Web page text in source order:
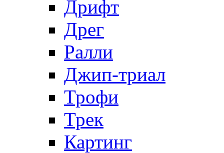
Дрифт
Дрег
Ралли
Джип-триал
Трофи
Трек
Картинг